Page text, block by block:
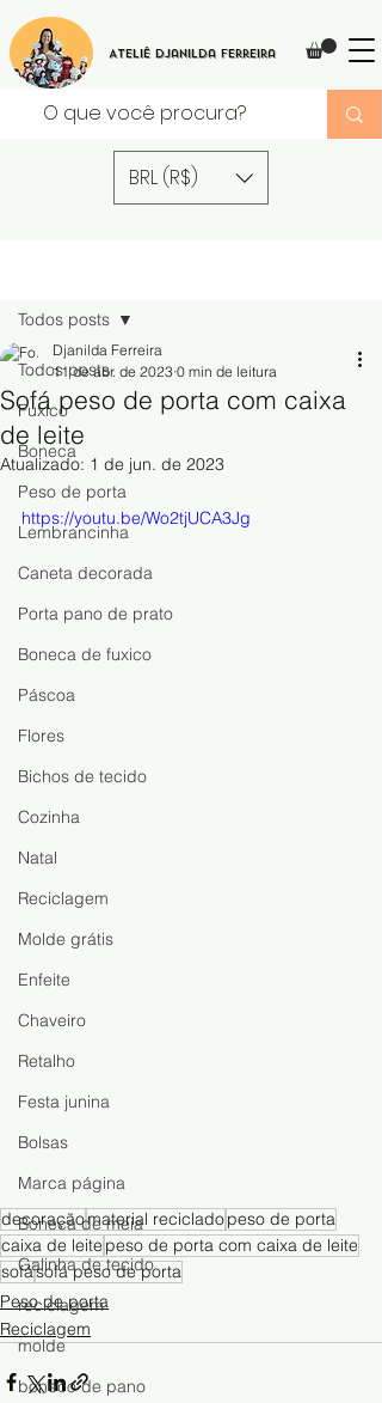
Ateliê Djanilda Ferreira
BRL (R$)
Todos posts
Fuxico
Boneca
Peso de porta
Lembrancinha
Caneta decorada
Porta pano de prato
Boneca de fuxico
Páscoa
Flores
Bichos de tecido
Cozinha
Natal
Reciclagem
Molde grátis
Enfeite
Chaveiro
Retalho
Festa junina
Bolsas
Marca página
Boneca de meia
Galinha de tecido
reciclagem
molde
boneco de pano
Todos posts
Sofá peso de porta com caixa
de leite
Djanilda Ferreira
11 de abr. de 2023 0 min de leitura
Atualizado: 1 de jun. de 2023
https://youtu.be/Wo2tjUCA3Jg
decoraçãomaterial recicladopeso de porta
caixa de leite peso de porta com caixa de leite
sofásofá peso de porta
Peso de porta
Reciclagem